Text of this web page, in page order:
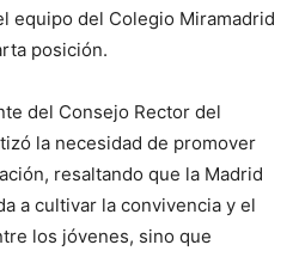
equipo del Colegio Miramadrid
posición.
del Consejo Rector del
la necesidad de promover
resaltando que la Madrid
a cultivar la convivencia y el
los jóvenes, sino que